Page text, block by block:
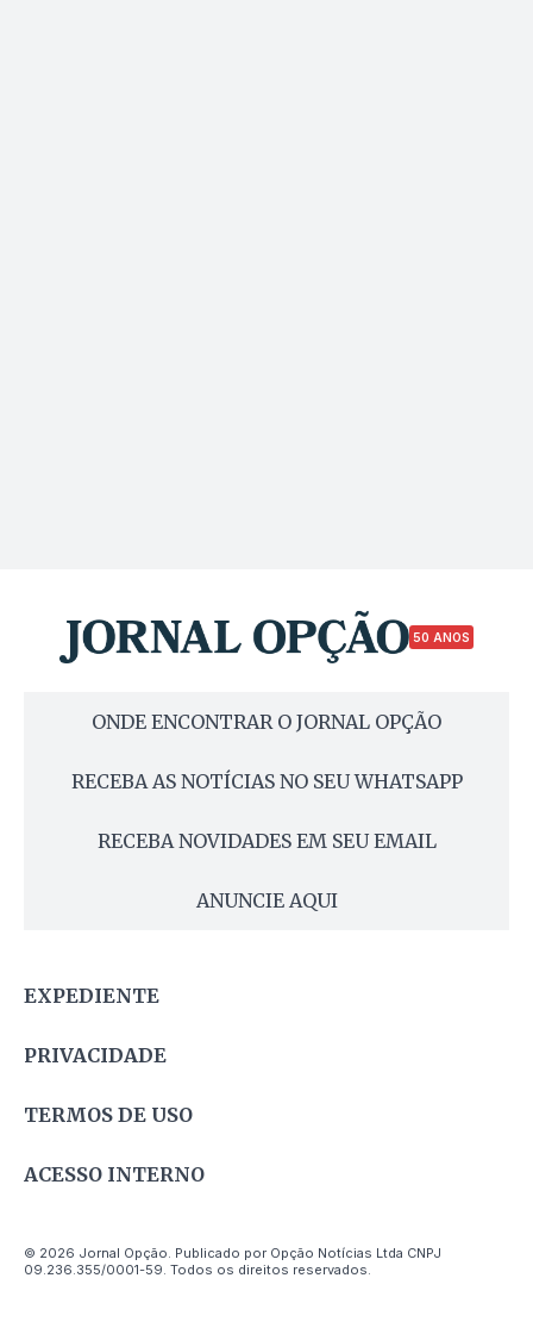
50 ANOS
ONDE ENCONTRAR O JORNAL OPÇÃO
RECEBA AS NOTÍCIAS NO SEU WHATSAPP
RECEBA NOVIDADES EM SEU EMAIL
ANUNCIE AQUI
EXPEDIENTE
PRIVACIDADE
TERMOS DE USO
ACESSO INTERNO
© 2026 Jornal Opção. Publicado por Opção Notícias Ltda CNPJ
09.236.355/0001-59. Todos os direitos reservados.